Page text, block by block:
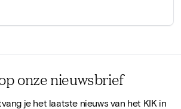
onze nieuwsbrief
je het laatste nieuws van het KIK in